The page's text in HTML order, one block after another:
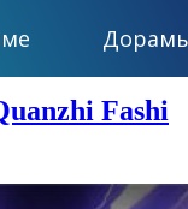
Fashi